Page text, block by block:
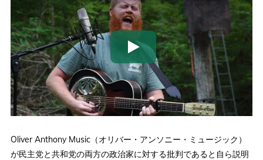
Oliver Anthony Music（オリバー・アンソニー・ミュージック）
が民主党と共和党の両方の政治家に対する批判であると自ら説明